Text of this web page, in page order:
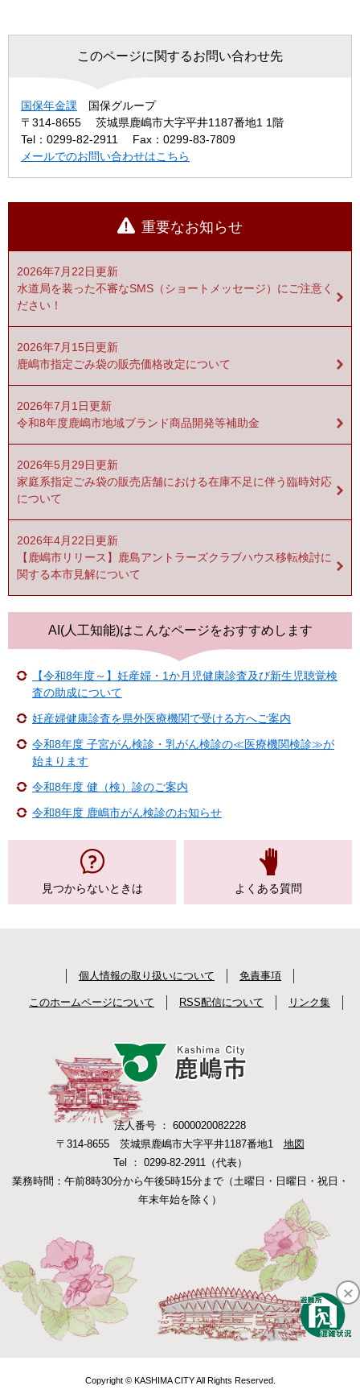
このページに関するお問い合わせ先
国保年金課
国保グループ
〒314-8655
茨城県鹿嶋市大字平井1187番地1 1階
Tel：0299-82-2911
Fax：0299-83-7809
メールでのお問い合わせはこちら
重要なお知らせ
2026年7月22日更新
水道局を装った不審なSMS（ショートメッセージ）にご注意く
ださい！
2026年7月15日更新
鹿嶋市指定ごみ袋の販売価格改定について
2026年7月1日更新
令和8年度鹿嶋市地域ブランド商品開発等補助金
2026年5月29日更新
家庭系指定ごみ袋の販売店舗における在庫不足に伴う臨時対応
について
2026年4月22日更新
【鹿嶋市リリース】鹿島アントラーズクラブハウス移転検討に
関する本市見解について
AI(人工知能)はこんなページをおすすめします
【令和8年度～】妊産婦・1か月児健康診査及び新生児聴覚検
査の助成について
妊産婦健康診査を県外医療機関で受ける方へご案内
令和8年度 子宮がん検診・乳がん検診の≪医療機関検診≫が
始まります
令和8年度 健（検）診のご案内
令和8年度 鹿嶋市がん検診のお知らせ
見つからないときは よくある質問
個人情報の取り扱いについて 免責事項
このホームページについて RSS配信について リンク集
法人番号 ： 6000020082228
〒314-8655 茨城県鹿嶋市大字平井1187番地1 地図
Tel ： 0299-82-2911（代表）
業務時間：午前8時30分から午後5時15分まで（土曜日・日曜日・祝日・
年末年始を除く）
Copyright © KASHIMA CITY All Rights Reserved.